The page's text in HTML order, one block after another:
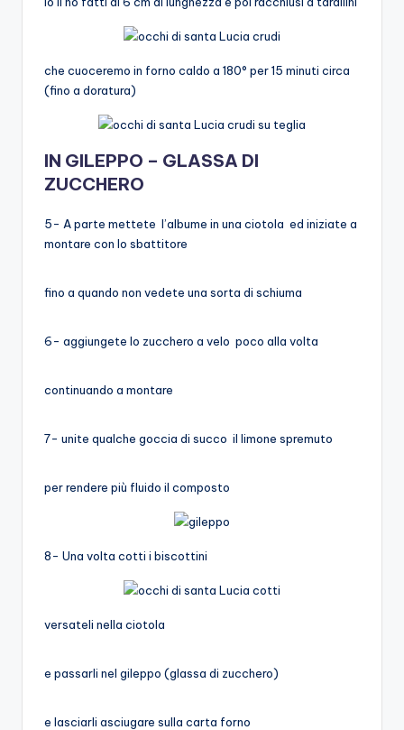
che cuoceremo in forno caldo a 180° per 15 minuti circa
(fino a doratura)
IN GILEPPO – GLASSA DI
ZUCCHERO
5- A parte mettete l’albume in una ciotola ed iniziate a
montare con lo sbattitore
fino a quando non vedete una sorta di schiuma
6- aggiungete lo zucchero a velo poco alla volta
continuando a montare
7- unite qualche goccia di succo il limone spremuto
per rendere più fluido il composto
8- Una volta cotti i biscottini
versateli nella ciotola
e passarli nel gileppo (glassa di zucchero)
e lasciarli asciugare sulla carta forno